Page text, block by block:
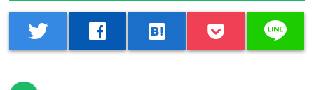
twitter facebook hatenabookmark line